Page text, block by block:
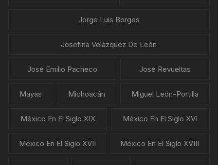
Jorge Luis Borges
Josefina Velázquez De León
José Emilio Pacheco José Revueltas
Mayas Michoacán Miguel León-Portilla
México En El Siglo XIX México En El Siglo XVI
México En El Siglo XVII México En El Siglo XVIII